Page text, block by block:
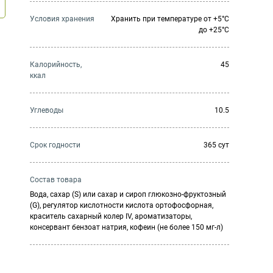
Условия хранения
Хранить при температуре от +5°С
до +25°С
Калорийность,
ккал
45
Углеводы 10.5
Cрок годности 365 сут
Состав товара
Вода, сахар (S) или сахар и сироп глюкозно-фруктозный
(G), регулятор кислотности кислота ортофосфорная,
краситель сахарный колер IV, ароматизаторы,
консервант бензоат натрия, кофеин (не более 150 мг-л)